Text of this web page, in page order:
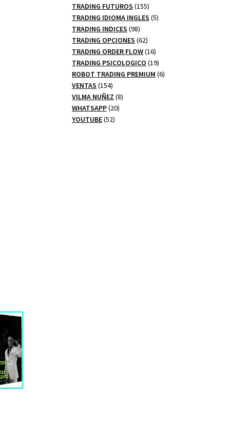
productos
TRADING FUTUROS 155155
productos
TRADING IDIOMA INGLES 55
TRADING INDICES 9898
productos
TRADING OPCIONES 6262
productos
TRADING ORDER FLOW 1616
productos
TRADING PSICOLOGICO 1919
productos
ROBOT TRADING PREMIUM 66
VENTAS 154154
productos
VILMA NUÑEZ 88
WHATSAPP 2020
YOUTUBE 5252